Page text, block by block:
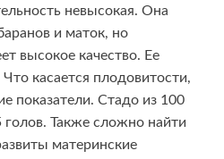
невысокая. Она
и маток, но
высокое качество. Ее
касается плодовитости,
показатели. Стадо из 100
Также сложно найти
материнские